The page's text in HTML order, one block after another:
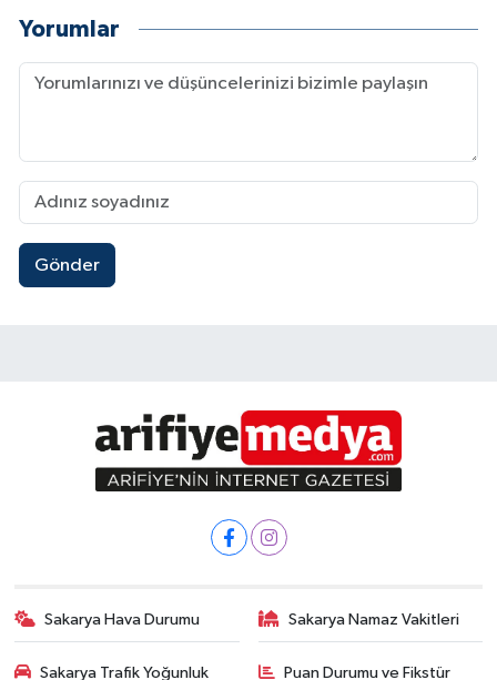
Yorumlar
Gönder
Sakarya Hava Durumu Sakarya Namaz Vakitleri
Sakarya Trafik Yoğunluk Puan Durumu ve Fikstür